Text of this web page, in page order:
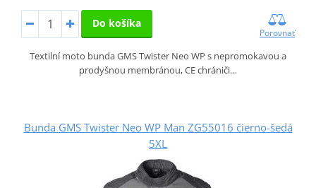
Do košíka
Porovnať
Textilní moto bunda GMS Twister Neo WP s nepromokavou a
prodyšnou membránou, CE chrániči…
Bunda GMS Twister Neo WP Man ZG55016 čierno-šedá
5XL